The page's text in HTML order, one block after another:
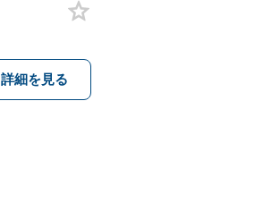
詳細を見る